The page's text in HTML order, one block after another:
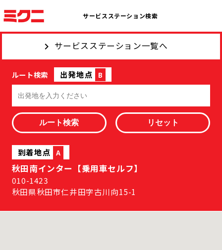
サービスステーション検索
サービスステーション一覧へ
ルート検索 出発地点 B
到着地点 A
秋田南インター【乗用車セルフ】
010-1423
秋田県秋田市仁井田字古川向15-1